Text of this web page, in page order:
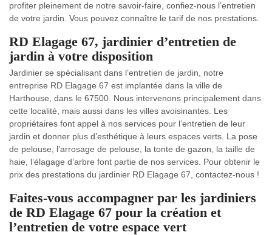
profiter pleinement de notre savoir-faire, confiez-nous l’entretien
de votre jardin. Vous pouvez connaître le tarif de nos prestations.
RD Elagage 67, jardinier d’entretien de
jardin à votre disposition
Jardinier se spécialisant dans l’entretien de jardin, notre
entreprise RD Elagage 67 est implantée dans la ville de
Harthouse, dans le 67500. Nous intervenons principalement dans
cette localité, mais aussi dans les villes avoisinantes. Les
propriétaires font appel à nos services pour l’entretien de leur
jardin et donner plus d’esthétique à leurs espaces verts. La pose
de pelouse, l’arrosage de pelouse, la tonte de gazon, la taille de
haie, l’élagage d’arbre font partie de nos services. Pour obtenir le
prix des prestations du jardinier RD Elagage 67, contactez-nous !
Faites-vous accompagner par les jardiniers
de RD Elagage 67 pour la création et
l’entretien de votre espace vert